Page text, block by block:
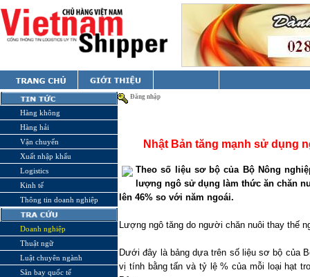
Hàng không
Hàng hải
Vận chuyển
Xuất nhập khẩu
Logistics
Kinh tế
Thông tin doanh nghiệp
Doanh nghiệp
Thuật ngữ
Luật chuyên ngành
Sân bay quốc tế
Đăng nhập
Nhật Bản tăng mạnh sử dụng
Theo số liệu sơ bộ của Bộ Nông
lượng ngô sử dụng làm thức ăn chăn
lên 46% so với năm ngoái.
Lượng ngô tăng do người chăn nuôi thay thế
Dưới đây là bảng dựa trên số liệu sơ bộ của
vị tính bằng tấn và tỷ lệ % của mỗi loại hạt